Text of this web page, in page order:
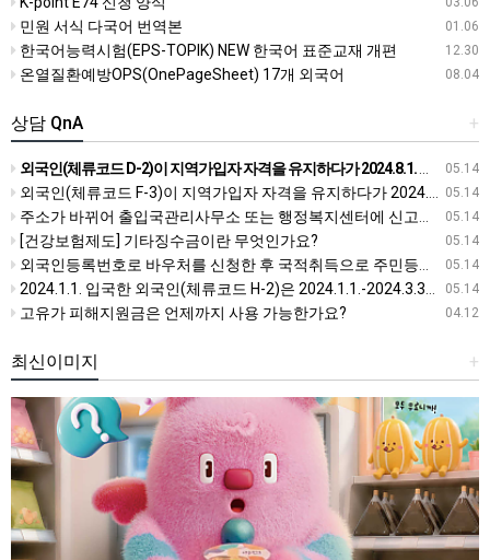
01.06
민원 서식 다국어 번역본
12.30
한국어능력시험(EPS-TOPIK) NEW 한국어 표준교재 개편
08.04
온열질환예방OPS(OnePageSheet) 17개 외국어
+
상담 QnA
05.14
외국인(체류코드 D-2)이 지역가입자 자격을 유지하다가 2024.8.1. 출국하여, 2024.10.1. 입국하였습니다. 이때 건강보험 자격은 어떻게 되나요?
05.14
외국인(체류코드 F-3)이 지역가입자 자격을 유지하다가 2024.8.1. 출국하여, 2024.10.1. 입국하였습니다. 이때 건강보험 자격은 어떻게 되나요?
05.14
주소가 바뀌어 출입국관리사무소 또는 행정복지센터에 신고를 했는데, 건강보험공단에도 별도로 신고를 해야하나요?
05.14
[건강보험제도] 기타징수금이란 무엇인가요?
05.14
외국인등록번호로 바우처를 신청한 후 국적취득으로 주민등록번호로 변경된 경우 어떻게 해야하나요?
05.14
2024.1.1. 입국한 외국인(체류코드 H-2)은 2024.1.1.-2024.3.31. 회사에서 근무 했습니다. 2024.4.3. 병원에 방문했는데, 건강보험 적용이 가능하다고 하여 진료를 받았습니다. 그 후, 공단으로부터 4.3. 진?
04.12
고유가 피해지원금은 언제까지 사용 가능한가요?
+
최신이미지